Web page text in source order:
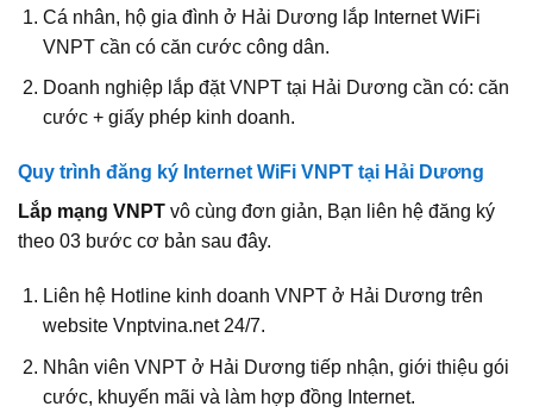
Cá nhân, hộ gia đình ở Hải Dương lắp Internet WiFi
VNPT cần có căn cước công dân.
Doanh nghiệp lắp đặt VNPT tại Hải Dương cần có: căn
cước + giấy phép kinh doanh.
Quy trình đăng ký Internet WiFi VNPT tại Hải Dương
Lắp mạng VNPT vô cùng đơn giản, Bạn liên hệ đăng ký
theo 03 bước cơ bản sau đây.
Liên hệ Hotline kinh doanh VNPT ở Hải Dương trên
website Vnptvina.net 24/7.
Nhân viên VNPT ở Hải Dương tiếp nhận, giới thiệu gói
cước, khuyến mãi và làm hợp đồng Internet.